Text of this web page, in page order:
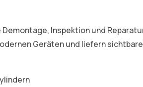
Inspektion und
Geräten und liefern